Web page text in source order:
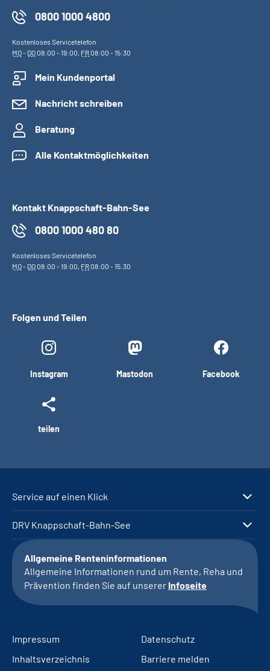
0800 1000 4800
Kostenloses Servicetelefon
MO- DO08:00 - 19:00, FR08:00 - 15:30
Mein Kundenportal
Nachricht schreiben
Beratung
Alle Kontaktmöglichkeiten
Kontakt Knappschaft-Bahn-See
0800 1000 480 80
Kostenloses Servicetelefon
MO- DO08:00 - 19:00, FR08:00 - 15:30
Folgen und Teilen
Instagram Mastodon Facebook
teilen
Service auf einen Klick
DRV Knappschaft-Bahn-See
Allgemeine Renteninformationen
Allgemeine Informationen rund um Rente, Reha und
Prävention finden Sie auf unserer Infoseite
Impressum
Datenschutz
Inhaltsverzeichnis
Barriere melden